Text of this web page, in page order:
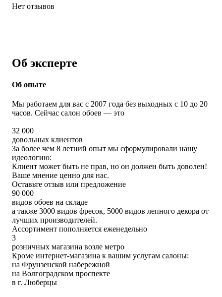
Нет отзывов
Об эксперте
Об опыте
Мы работаем для вас с 2007 года без выходных с 10 до 20
часов. Сейчас салон обоев — это
32 000
довольных клиентов
За более чем 8 летний опыт мы сформулировали нашу
идеологию:
Клиент может быть не прав, но он должен быть доволен!
Ваше мнение ценно для нас.
Оставьте отзыв или предложение
90 000
видов обоев на складе
а также 3000 видов фресок, 5000 видов лепного декора от
лучших производителей.
Ассортимент пополняется еженедельно
3
розничных магазина возле метро
Кроме интернет-магазина к вашим услугам салоны:
на Фрунзенской набережной
на Волгоградском проспекте
в г. Люберцы